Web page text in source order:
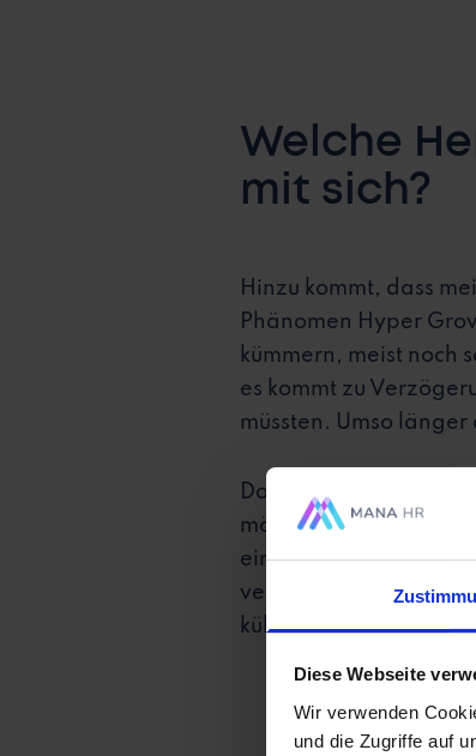
Diese Webseite
Wir verwenden
und die Zugriffe auf
Welche
mit sich?
Hinzu kommt, dass
Phänomen Hyper
kümmern, meist noch
es kommt zu
müssten. Umso
Doch genau das ist
möglich die volle
einem Hyper-Growth-
vergangenen Jahren
kühlen Kopf behältst